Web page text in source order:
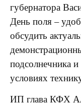
губернатора
День поля –
обсудить
подсолнечника
условиях
ИП глава КФХ